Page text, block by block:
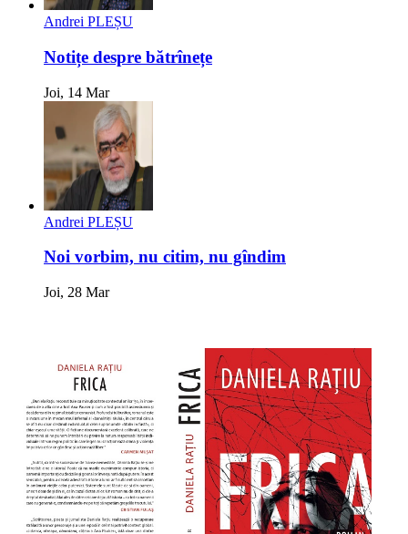
Andrei PLEȘU
Notițe despre bătrînețe
Joi, 14 Mar
Andrei PLEȘU
Noi vorbim, nu citim, nu gîndim
Joi, 28 Mar